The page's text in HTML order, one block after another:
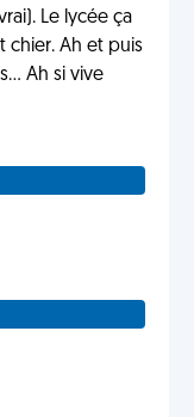
Le lycée ça
chier. Ah et puis
Ah si vive